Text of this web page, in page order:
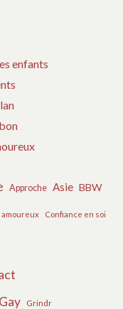
enfants
Approche Asie BBW
amoureux Confiance en soi
Gay Grindr